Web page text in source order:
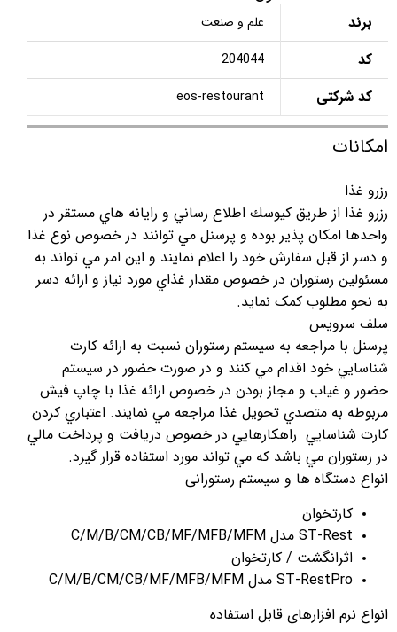
برند علم و صنعت
کد 204044
کد شرکتی eos-restourant
امکانات
رزرو غذا
رزرو غذا از طريق كيوسك اطلاع رساني و رايانه هاي مستقر در
واحدها امكان پذير بوده و پرسنل مي توانند در خصوص نوع غذا
و دسر از قبل سفارش خود را اعلام نمايند و اين امر مي تواند به
مسئولين رستوران در خصوص مقدار غذاي مورد نياز و ارائه دسر
به نحو مطلوب کمک نمايد.
سلف سرويس
پرسنل با مراجعه به سيستم رستوران نسبت به ارائه كارت
شناسايي خود اقدام مي كنند و در صورت حضور در سيستم
حضور و غياب و مجاز بودن در خصوص ارائه غذا با چاپ فيش
مربوطه به متصدي تحويل غذا مراجعه مي نمایند. اعتباري كردن
كارت شناسايي راهكارهايي در خصوص دريافت و پرداخت مالي
در رستوران مي باشد كه مي تواند مورد استفاده قرار گيرد.
انواع دستگاه ها و سیستم رستورانی
کارتخوان
ST-Rest مدل C/M/B/CM/CB/MF/MFB/MFM
اثرانگشت / کارتخوان
ST-RestPro مدل C/M/B/CM/CB/MF/MFB/MFM
انواع نرم افزارهای قابل استفاده